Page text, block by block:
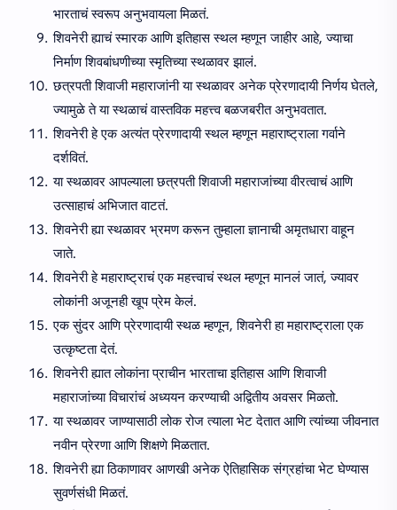
भारताचं स्वरूप अनुभवायला मिळतं.
शिवनेरी ह्याचं स्मारक आणि इतिहास स्थल म्हणून जाहीर आहे, ज्याचा
निर्माण शिवबांधणीच्या स्मृतिच्या स्थळावर झालं.
छत्रपती शिवाजी महाराजांनी या स्थळावर अनेक प्रेरणादायी निर्णय घेतले,
ज्यामुळे ते या स्थळाचं वास्तविक महत्त्व बळजबरीत अनुभवतात.
शिवनेरी हे एक अत्यंत प्रेरणादायी स्थल म्हणून महाराष्ट्राला गर्वाने
दर्शवितं.
या स्थळावर आपल्याला छत्रपती शिवाजी महाराजांच्या वीरत्वाचं आणि
उत्साहाचं अभिजात वाटतं.
शिवनेरी ह्या स्थळावर भ्रमण करून तुम्हाला ज्ञानाची अमृतधारा वाहून
जाते.
शिवनेरी हे महाराष्ट्राचं एक महत्त्वाचं स्थल म्हणून मानलं जातं, ज्यावर
लोकांनी अजूनही खूप प्रेम केलं.
एक सुंदर आणि प्रेरणादायी स्थळ म्हणून, शिवनेरी हा महाराष्ट्राला एक
उत्कृष्टता देतं.
शिवनेरी ह्यात लोकांना प्राचीन भारताचा इतिहास आणि शिवाजी
महाराजांच्या विचारांचं अध्ययन करण्याची अद्वितीय अवसर मिळतो.
या स्थळावर जाण्यासाठी लोक रोज त्याला भेट देतात आणि त्यांच्या जीवनात
नवीन प्रेरणा आणि शिक्षणे मिळतात.
शिवनेरी ह्या ठिकाणावर आणखी अनेक ऐतिहासिक संग्रहांचा भेट घेण्यास
सुवर्णसंधी मिळतं.